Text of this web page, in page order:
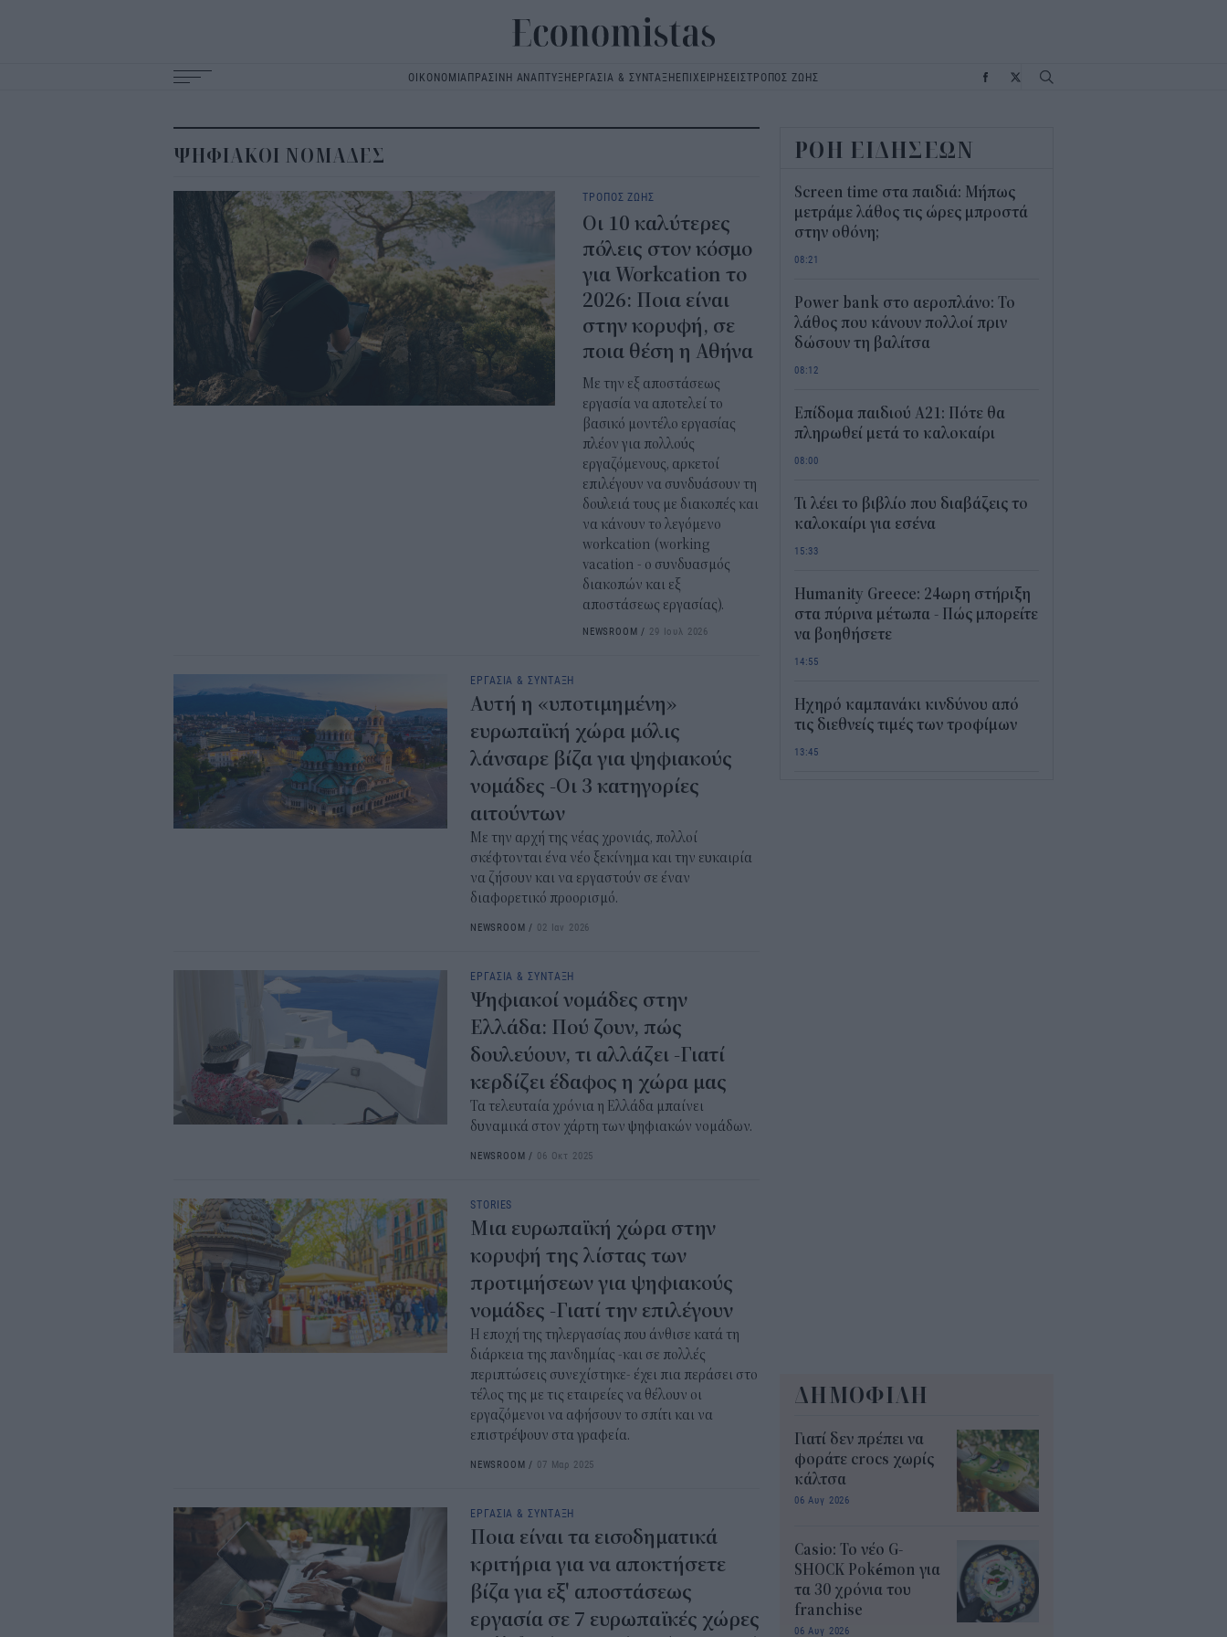
ΟΙΚΟΝΟΜΙΑΠΡΑΣΙΝΗ ΑΝΑΠΤΥΞΗΕΡΓΑΣΙΑ & ΣΥΝΤΑΞΗΕΠΙΧΕΙΡΗΣΕΙΣΤΡΟΠΟΣ ΖΩΗΣ
navigation
ΨΗΦΙΑΚΟΙ ΝΟΜΑΔΕΣ
ΤΡΟΠΟΣ ΖΩΗΣ
Οι 10 καλύτερες
πόλεις στον κόσμο
για Workcation το
2026: Ποια είναι
στην κορυφή, σε
ποια θέση η Αθήνα
Με την εξ αποστάσεως
εργασία να αποτελεί το
βασικό μοντέλο εργασίας
πλέον για πολλούς
εργαζόμενους, αρκετοί
επιλέγουν να συνδυάσουν τη
δουλειά τους με διακοπές και
να κάνουν το λεγόμενο
workcation (working
vacation - ο συνδυασμός
διακοπών και εξ
αποστάσεως εργασίας).
NEWSROOM / 29 Ιουλ 2026
ΕΡΓΑΣΙΑ & ΣΥΝΤΑΞΗ
Αυτή η «υποτιμημένη»
ευρωπαϊκή χώρα μόλις
λάνσαρε βίζα για ψηφιακούς
νομάδες -Οι 3 κατηγορίες
αιτούντων
Με την αρχή της νέας χρονιάς, πολλοί
σκέφτονται ένα νέο ξεκίνημα και την ευκαιρία
να ζήσουν και να εργαστούν σε έναν
διαφορετικό προορισμό.
NEWSROOM / 02 Ιαν 2026
ΕΡΓΑΣΙΑ & ΣΥΝΤΑΞΗ
Ψηφιακοί νομάδες στην
Ελλάδα: Πού ζουν, πώς
δουλεύουν, τι αλλάζει -Γιατί
κερδίζει έδαφος η χώρα μας
Τα τελευταία χρόνια η Ελλάδα μπαίνει
δυναμικά στον χάρτη των ψηφιακών νομάδων.
NEWSROOM / 06 Οκτ 2025
STORIES
Μια ευρωπαϊκή χώρα στην
κορυφή της λίστας των
προτιμήσεων για ψηφιακούς
νομάδες -Γιατί την επιλέγουν
Η εποχή της τηλεργασίας που άνθισε κατά τη
διάρκεια της πανδημίας -και σε πολλές
περιπτώσεις συνεχίστηκε- έχει πια περάσει στο
τέλος της με τις εταιρείες να θέλουν οι
εργαζόμενοι να αφήσουν το σπίτι και να
επιστρέψουν στα γραφεία.
NEWSROOM / 07 Μαρ 2025
ΕΡΓΑΣΙΑ & ΣΥΝΤΑΞΗ
Ποια είναι τα εισοδηματικά
κριτήρια για να αποκτήσετε
βίζα για εξ' αποστάσεως
εργασία σε 7 ευρωπαϊκές χώρες
ΡΟΗ ΕΙΔΗΣΕΩΝ
Screen time στα παιδιά: Μήπως
μετράμε λάθος τις ώρες μπροστά
στην οθόνη;
08:21
Power bank στο αεροπλάνο: Το
λάθος που κάνουν πολλοί πριν
δώσουν τη βαλίτσα
08:12
Επίδομα παιδιού Α21: Πότε θα
πληρωθεί μετά το καλοκαίρι
08:00
Τι λέει το βιβλίο που διαβάζεις το
καλοκαίρι για εσένα
15:33
Humanity Greece: 24ωρη στήριξη
στα πύρινα μέτωπα - Πώς μπορείτε
να βοηθήσετε
14:55
Ηχηρό καμπανάκι κινδύνου από
τις διεθνείς τιμές των τροφίμων
13:45
ΔΗΜΟΦΙΛΗ
Γιατί δεν πρέπει να
φοράτε crocs χωρίς
κάλτσα
06 Αυγ 2026
Casio: Το νέο G-
SHOCK Pokémon για
τα 30 χρόνια του
franchise
06 Αυγ 2026